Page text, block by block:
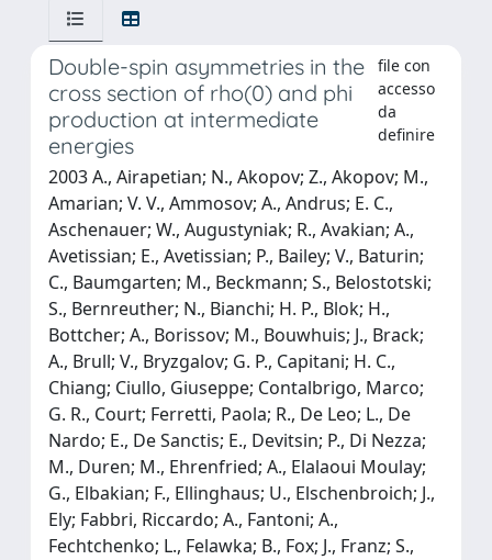
Double-spin asymmetries in the
cross section of rho(0) and phi
production at intermediate
energies
file con
accesso
da
definire
2003 A., Airapetian; N., Akopov; Z., Akopov; M.,
Amarian; V. V., Ammosov; A., Andrus; E. C.,
Aschenauer; W., Augustyniak; R., Avakian; A.,
Avetissian; E., Avetissian; P., Bailey; V., Baturin;
C., Baumgarten; M., Beckmann; S., Belostotski;
S., Bernreuther; N., Bianchi; H. P., Blok; H.,
Bottcher; A., Borissov; M., Bouwhuis; J., Brack;
A., Brull; V., Bryzgalov; G. P., Capitani; H. C.,
Chiang; Ciullo, Giuseppe; Contalbrigo, Marco;
G. R., Court; Ferretti, Paola; R., De Leo; L., De
Nardo; E., De Sanctis; E., Devitsin; P., Di Nezza;
M., Duren; M., Ehrenfried; A., Elalaoui Moulay;
G., Elbakian; F., Ellinghaus; U., Elschenbroich; J.,
Ely; Fabbri, Riccardo; A., Fantoni; A.,
Fechtchenko; L., Felawka; B., Fox; J., Franz; S.,